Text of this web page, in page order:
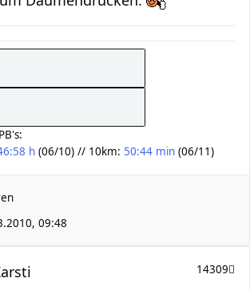
h (06/10) // 10km: 50:44 min (06/11)
09:48
14309